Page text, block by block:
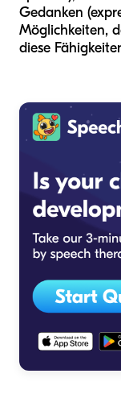
Gedanken
Möglichkeiten,
diese